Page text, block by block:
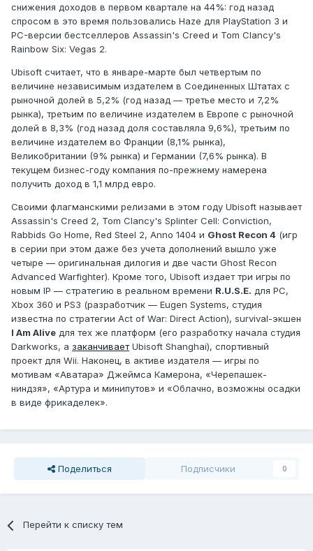
снижения доходов в первом квартале на 44%: год назад
спросом в это время пользовались Haze для PlayStation 3 и
PC-версии бестселлеров Assassin's Creed и Tom Clancy's
Rainbow Six: Vegas 2.
Ubisoft считает, что в январе-марте был четвертым по
величине независимым издателем в Соединенных Штатах с
рыночной долей в 5,2% (год назад — третье место и 7,2%
рынка), третьим по величине издателем в Европе с рыночной
долей в 8,3% (год назад доля составляла 9,6%), третьим по
величине издателем во Франции (8,1% рынка),
Великобритании (9% рынка) и Германии (7,6% рынка). В
текущем бизнес-году компания по-прежнему намерена
получить доход в 1,1 млрд евро.
Своими флагманскими релизами в этом году Ubisoft называет
Assassin's Creed 2, Tom Clancy's Splinter Cell: Conviction,
Rabbids Go Home, Red Steel 2, Anno 1404 и Ghost Recon 4 (игр
в серии при этом даже без учета дополнений вышло уже
четыре — оригинальная дилогия и две части Ghost Recon
Advanced Warfighter). Кроме того, Ubisoft издает три игры по
новым IP — стратегию в реальном времени R.U.S.E. для PC,
Xbox 360 и PS3 (разработчик — Eugen Systems, студия
известна по стратегии Act of War: Direct Action), survival-экшен
I Am Alive для тех же платформ (его разработку начала студия
Darkworks, а заканчиваетUbisoft Shanghai), спортивный
проект для Wii. Наконец, в активе издателя — игры по
мотивам «Аватара» Джеймса Камерона, «Черепашек-
ниндзя», «Артура и минипутов» и «Облачно, возможны осадки
в виде фрикаделек».
Поделиться Подписчики 0
Перейти к списку тем